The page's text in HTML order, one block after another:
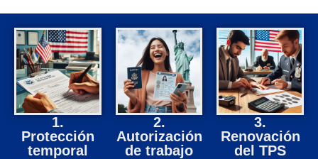
1.
Protección
temporal
2.
Autorización
de trabajo
3.
Renovación
del TPS